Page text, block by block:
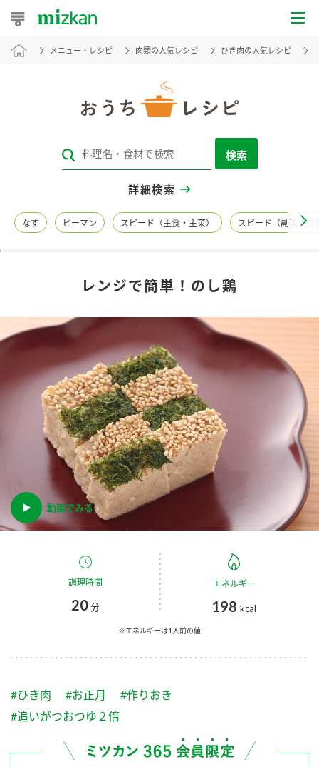
おうちレシピ
レシピカテゴリ一覧
レシピ名特集
商品情報
商品カテゴリ
酢 調味酢
お酢ドリンク ぽん酢
みりん風・料理酒
スープ 中華
ふりかけ
新商品一覧
キャンペーン情報
ブランド・スペシャルサイト
ブランド・スペシャルサイト トップ
商品ブランドサイト
Fibee（ファイビー）
カンタン酢
お酢ドリンク
かおりの蔵
つゆ
鍋なび
納豆のサイト
企業情報
国内事業概要
ミツカングループについて
企業理念
ミツカンを知る
水の文化センター（アーカイブ）
ZENB initiative
お客様相談センター
メニュー・レシピ 肉類の人気レシピ ひき肉の人気レシピ
検索
詳細検索
なす ピーマン スピード（主食・主菜） スピード（副菜・つ
レンジで簡単！のし鶏
動画でみる
調理時間
20分
エネルギー
198 kcal
※エネルギーは1人前の値
#ひき肉 #お正月
#作りおき
#追いがつおつゆ２倍